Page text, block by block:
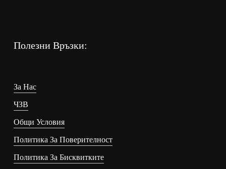
Полезни Връзки:
За Нас
ЧЗВ
Общи Условия
Политика За Поверителност
Политика За Бисквитките